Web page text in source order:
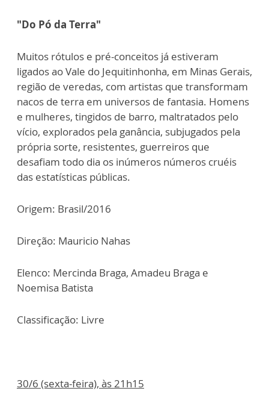
"Do Pó da Terra"
Muitos rótulos e pré-conceitos já estiveram
ligados ao Vale do Jequitinhonha, em Minas Gerais,
região de veredas, com artistas que transformam
nacos de terra em universos de fantasia. Homens
e mulheres, tingidos de barro, maltratados pelo
vício, explorados pela ganância, subjugados pela
própria sorte, resistentes, guerreiros que
desafiam todo dia os inúmeros números cruéis
das estatísticas públicas.
Origem: Brasil/2016
Direção: Mauricio Nahas
Elenco: Mercinda Braga, Amadeu Braga e
Noemisa Batista
Classificação: Livre
30/6 (sexta-feira), às 21h15